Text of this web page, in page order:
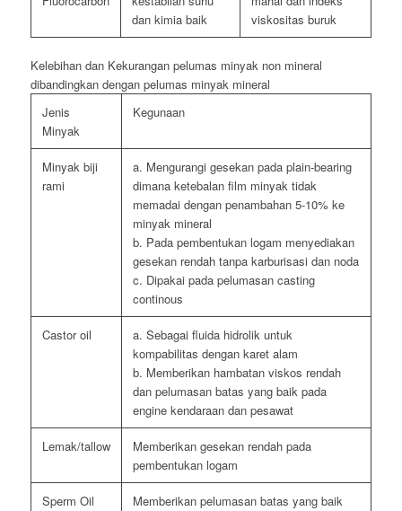
dan kimia baik
viskositas buruk
Kelebihan dan Kekurangan pelumas minyak non mineral
dibandingkan dengan pelumas minyak mineral
Jenis
Minyak
Kegunaan
Minyak biji
rami
a. Mengurangi gesekan pada plain-bearing
dimana ketebalan film minyak tidak
memadai dengan penambahan 5-10% ke
minyak mineral
b. Pada pembentukan logam menyediakan
gesekan rendah tanpa karburisasi dan noda
c. Dipakai pada pelumasan casting
continous
Castor oil
a. Sebagai fluida hidrolik untuk
kompabilitas dengan karet alam
b. Memberikan hambatan viskos rendah
dan pelumasan batas yang baik pada
engine kendaraan dan pesawat
Lemak/tallow
Memberikan gesekan rendah pada
pembentukan logam
Sperm Oil
Memberikan pelumasan batas yang baik